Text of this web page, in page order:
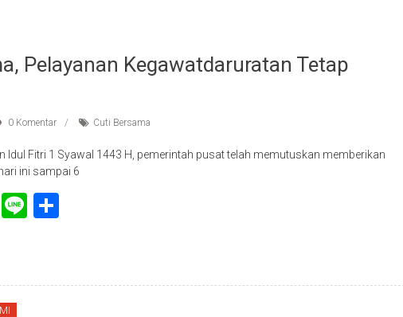
Pelayanan Kegawatdaruratan Tetap
0 Komentar Cuti Bersama
Idul Fitri 1 Syawal 1443 H, pemerintah pusat telah memutuskan memberikan
ini sampai 6
WhatsApp
Line